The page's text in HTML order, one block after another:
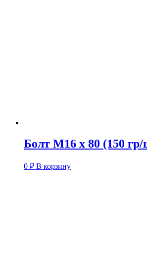
Болт М16 х 80 (150
0 ₽ В корзину